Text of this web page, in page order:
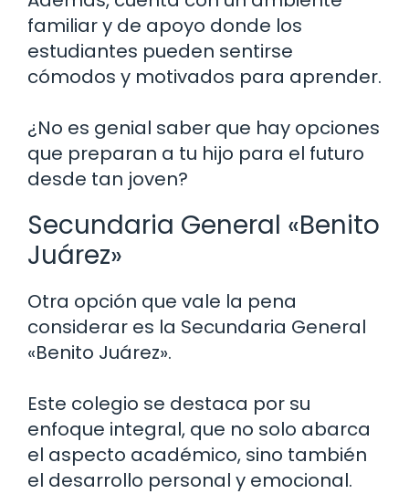
familiar y de apoyo donde los
estudiantes pueden sentirse
cómodos y motivados para aprender.
¿No es genial saber que hay opciones
que preparan a tu hijo para el futuro
desde tan joven?
Secundaria General «Benito
Juárez»
Otra opción que vale la pena
considerar es la Secundaria General
«Benito Juárez».
Este colegio se destaca por su
enfoque integral, que no solo abarca
el aspecto académico, sino también
el desarrollo personal y emocional.